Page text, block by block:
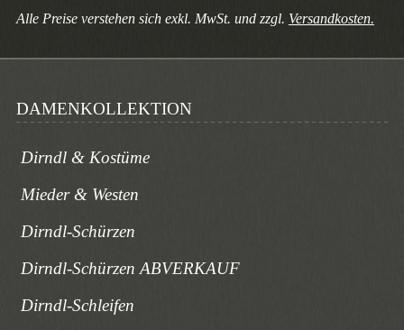
Alle Preise verstehen sich exkl. MwSt. und zzgl. Versandkosten.
DAMENKOLLEKTION
Dirndl & Kostüme
Mieder & Westen
Dirndl-Schürzen
Dirndl-Schürzen ABVERKAUF
Dirndl-Schleifen